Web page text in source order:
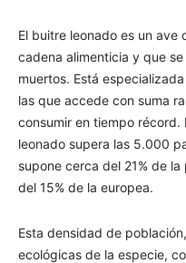
El buitre leonado es un ave
cadena alimenticia y que
muertos. Está
las que accede con suma
consumir en tiempo
leonado supera las 5.000
supone cerca del 21% de
del 15% de la europea.
Esta densidad de
ecológicas de la especie,